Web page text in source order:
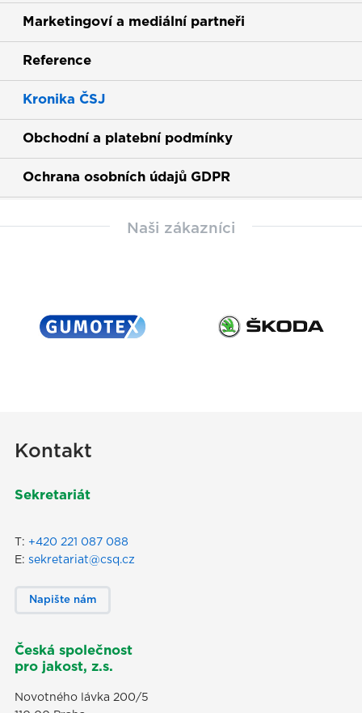
Marketingoví a mediální partneři
Reference
Kronika ČSJ
Obchodní a platební podmínky
Ochrana osobních údajů GDPR
Naši zákazníci
Kontakt
Sekretariát
T: +420 221 087 088
E: sekretariat@csq.cz
Napište nám
Česká společnost
pro jakost, z.s.
Novotného lávka 200/5